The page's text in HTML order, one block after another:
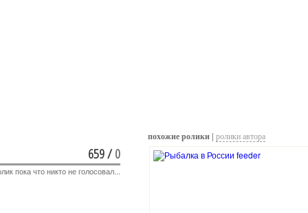
659/0
пока что никто не голосовал...
похожие ролики | ролики автора